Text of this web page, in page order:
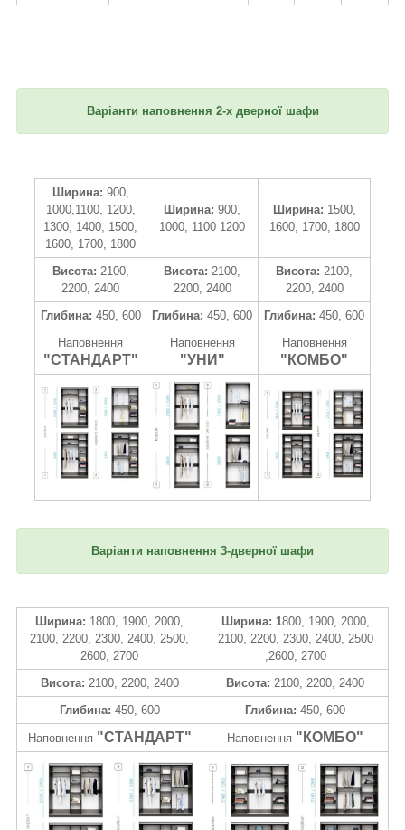
Варіанти наповнення 2-х дверної шафи
Ширина: 900,
1000,1100, 1200,
1300, 1400, 1500,
1600, 1700, 1800
Ширина: 900,
1000, 1100 1200
Ширина: 1500,
1600, 1700, 1800
Висота: 2100,
2200, 2400
Висота: 2100,
2200, 2400
Висота: 2100,
2200, 2400
Глибина: 450, 600 Глибина: 450, 600 Глибина: 450, 600
Наповнення
"СТАНДАРТ"
Наповнення
"УНИ"
Наповнення
"КОМБО"
Варіанти наповнення 3-дверної шафи
Ширина: 1800, 1900, 2000,
2100, 2200, 2300, 2400, 2500,
2600, 2700
Ширина: 1800, 1900, 2000,
2100, 2200, 2300, 2400, 2500
,2600, 2700
Висота: 2100, 2200, 2400 Висота: 2100, 2200, 2400
Глибина: 450, 600 Глибина: 450, 600
Наповнення "СТАНДАРТ" Наповнення "КОМБО"